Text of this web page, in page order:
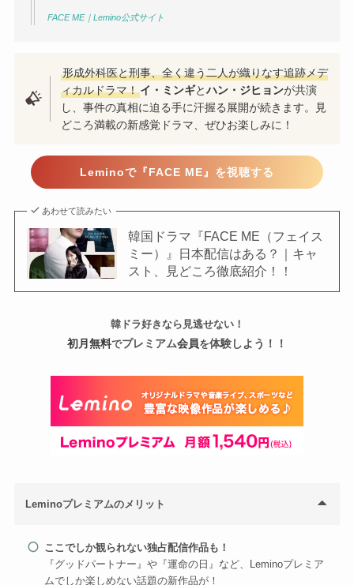
FACE ME｜Lemino公式サイト
形成外科医と刑事、全く違う二人が織りなす追跡メデ
ィカルドラマ！イ・ミンギとハン・ジヒョンが共演
し、事件の真相に迫る手に汗握る展開が続きます。見
どころ満載の新感覚ドラマ、ぜひお楽しみに！
Leminoで『FACE ME』を視聴する
あわせて読みたい
韓国ドラマ『FACE ME（フェイス
ミー）』日本配信はある？｜キャ
スト、見どころ徹底紹介！！
韓ドラ好きなら見逃せない！
初月無料でプレミアム会員を体験しよう！！
Leminoプレミアムのメリット
ここでしか観られない独占配信作品も！
『グッドパートナー』や『運命の日』など、Leminoプレミア
ムでしか楽しめない話題の新作品が！